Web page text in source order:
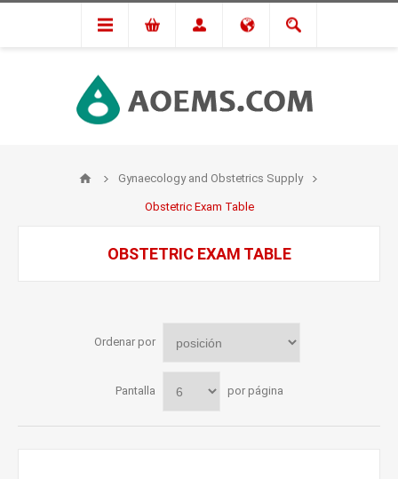
Gynaecology and Obstetrics Supply
Obstetric Exam Table
OBSTETRIC EXAM TABLE
Ordenar por
Pantalla por página